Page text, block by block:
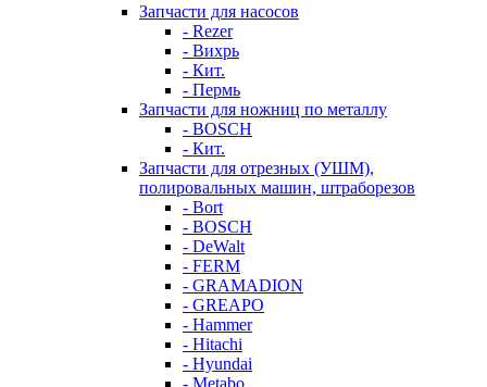
Запчасти для насосов
- Rezer
- Вихрь
- Кит.
- Пермь
Запчасти для ножниц по металлу
- BOSCH
- Кит.
Запчасти для отрезных (УШМ),
полировальных машин, штраборезов
- Bort
- BOSCH
- DeWalt
- FERM
- GRAMADION
- GREAPO
- Hammer
- Hitachi
- Hyundai
- Metabo